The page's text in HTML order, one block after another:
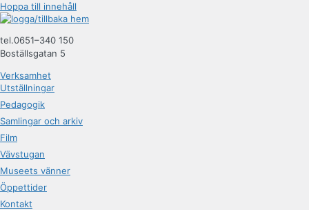
Hoppa till innehåll
tel.0651–340 150
Boställsgatan 5
Verksamhet
Utställningar
Pedagogik
Samlingar och arkiv
Film
Vävstugan
Museets vänner
Öppettider
Kontakt